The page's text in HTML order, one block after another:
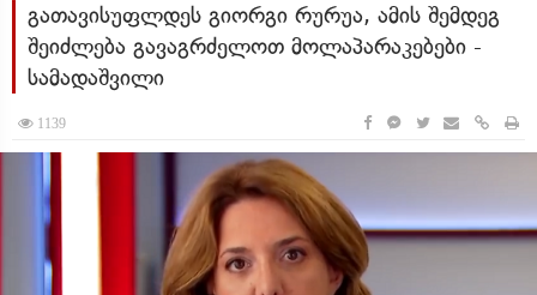
გათავისუფლდეს გიორგი რურუა, ამის შემდეგ
შეიძლება გავაგრძელოთ მოლაპარაკებები -
სამადაშვილი
1139